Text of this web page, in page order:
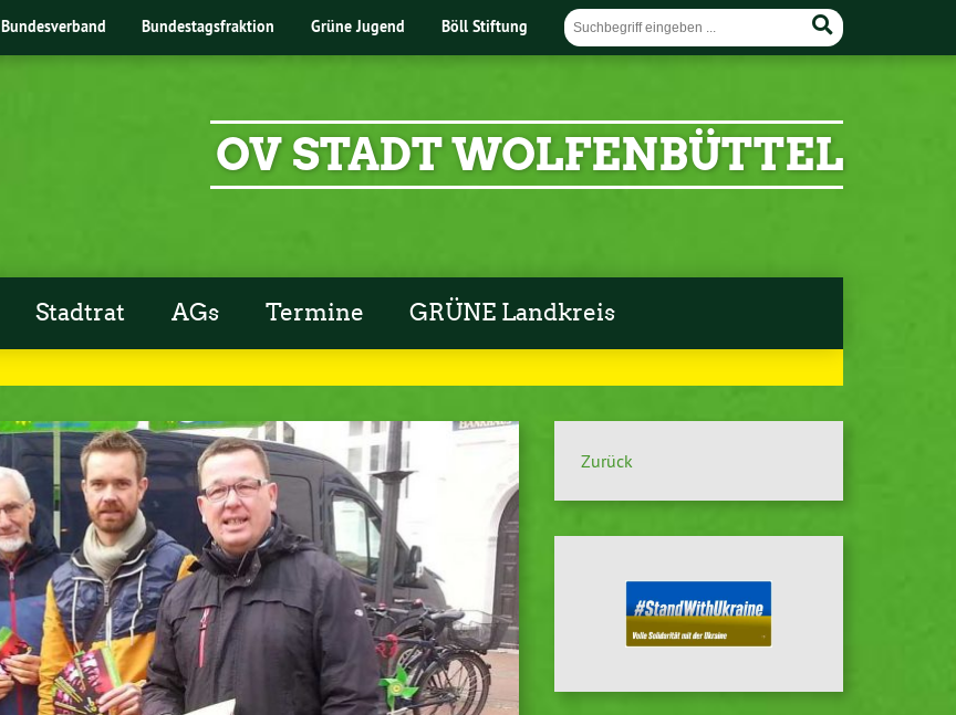
Bundesverband Bundestagsfraktion Grüne Jugend Böll Stiftung
OV STADT WOLFENBÜTTEL
Stadtrat AGs Termine GRÜNE Landkreis
Zurück